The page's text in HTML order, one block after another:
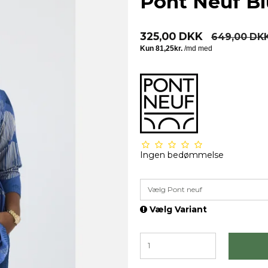
325,00 DKK 649,00
Ingen bedømmelse
Vælg Pont neuf
Vælg Variant